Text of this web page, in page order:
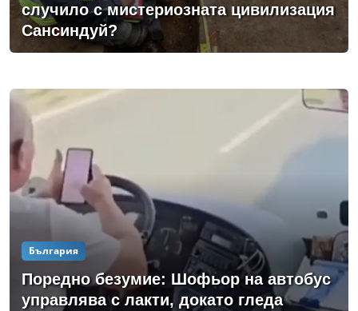
случило с мистериозната цивилизация
Сансиндуй?
България
Поредно безумие: Шофьор на автобус
управлява с лакти, докато гледа